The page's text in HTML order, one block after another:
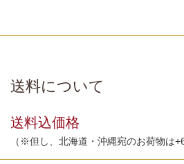
送料について
送料込価格
（※但し、北海道・沖縄宛のお荷物は